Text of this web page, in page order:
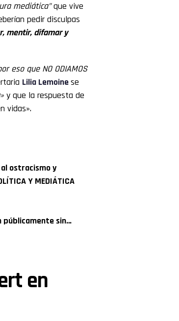
mediática”que vive
pedir disculpas
mentir, difamar y
eso que NO ODIAMOS
Lilia Lemoinese
y que la respuesta de
vidas».
al ostracismo y
Y MEDIÁTICA
públicamente sin…
en